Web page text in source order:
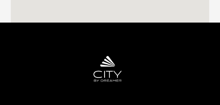
CARAVANAS MURCIA SL